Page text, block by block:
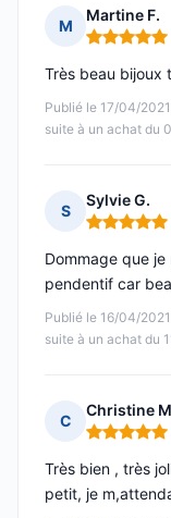
M
Martine F.
Note : 5 sur
Publié le 17/04/
suite à un achat du
Très beau bijoux
S
Sylvie G.
Note : 5 sur
Publié le 16/04/
suite à un achat du
Dommage que je
pendentif car
C
Christine
Note : 5 sur
Très bien , très
petit, je